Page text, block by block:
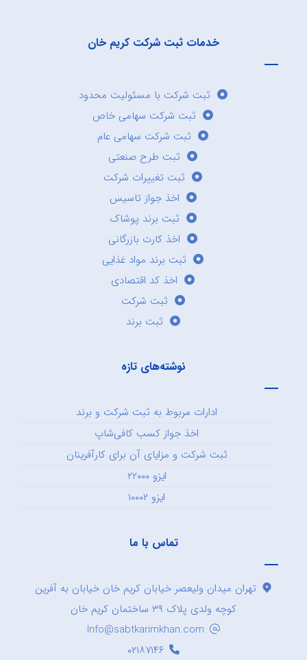
خدمات ثبت شرکت کریم خان
ثبت شرکت با مسئولیت محدود
ثبت شرکت سهامی خاص
ثبت شرکت سهامی عام
ثبت طرح صنعتی
ثبت تغییرات شرکت
اخذ جواز تاسیس
ثبت برند پوشاک
اخذ کارت بازرگانی
ثبت برند مواد غذایی
اخذ کد اقتصادی
ثبت شرکت
ثبت برند
نوشته‌های تازه
ادارات مربوط به ثبت شرکت و برند
اخذ جواز کسب کافی‌شاپ
ثبت شرکت و مزایای آن برای کارآفرینان
ایزو ۲۲۰۰۰
ایزو ۱۰۰۰۲
تماس با ما
تهران میدان ولیعصر خیابان کریم خان خیابان به آفرین
کوچه ولدی پلاک ۳۹ ساختمان کریم خان
Info@sabtkarimkhan.com
۰۲۱۸۷۱۴۶